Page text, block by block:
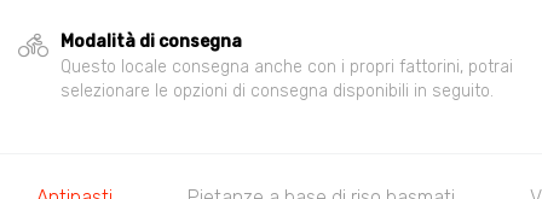
Modalità di consegna
Questo locale consegna anche con i propri fattorini, potrai
selezionare le opzioni di consegna disponibili in seguito.